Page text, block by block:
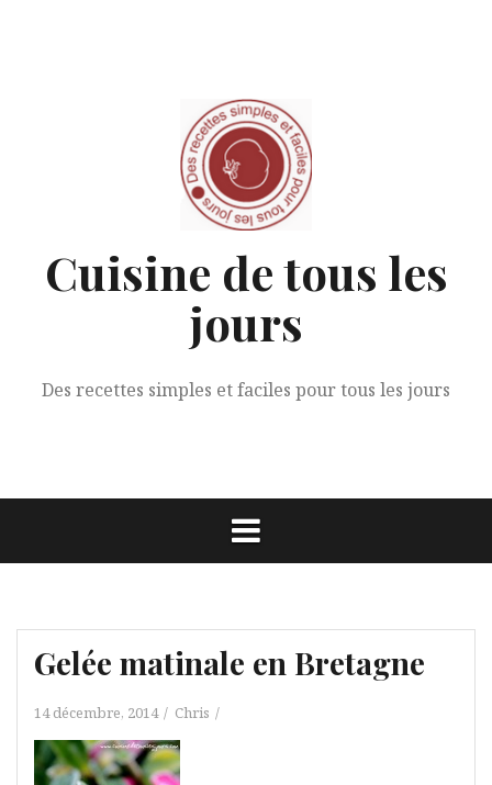
Cuisine de tous les
jours
Des recettes simples et faciles pour tous les jours
Gelée matinale en Bretagne
14 décembre, 2014 Chris